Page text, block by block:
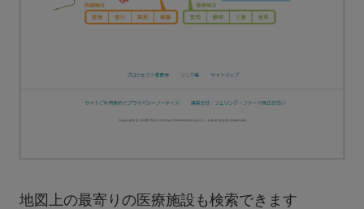
地図上の最寄りの医療施設も検索できます